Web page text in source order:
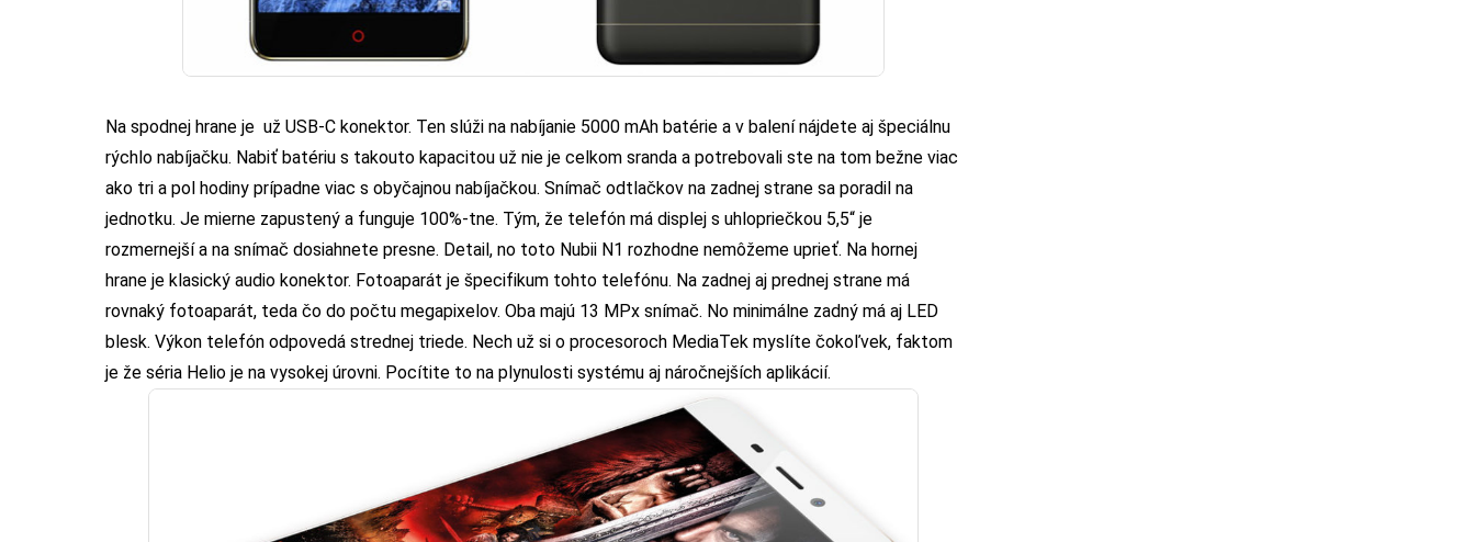
Na spodnej hrane je už USB-C konektor. Ten slúži na nabíjanie 5000 mAh batérie a v balení nájdete aj špeciálnu
rýchlo nabíjačku. Nabiť batériu s takouto kapacitou už nie je celkom sranda a potrebovali ste na tom bežne viac
ako tri a pol hodiny prípadne viac s obyčajnou nabíjačkou. Snímač odtlačkov na zadnej strane sa poradil na
jednotku. Je mierne zapustený a funguje 100%-tne. Tým, že telefón má displej s uhlopriečkou 5,5“ je
rozmernejší a na snímač dosiahnete presne. Detail, no toto Nubii N1 rozhodne nemôžeme uprieť. Na hornej
hrane je klasický audio konektor. Fotoaparát je špecifikum tohto telefónu. Na zadnej aj prednej strane má
rovnaký fotoaparát, teda čo do počtu megapixelov. Oba majú 13 MPx snímač. No minimálne zadný má aj LED
blesk. Výkon telefón odpovedá strednej triede. Nech už si o procesoroch MediaTek myslíte čokoľvek, faktom
je že séria Helio je na vysokej úrovni. Pocítite to na plynulosti systému aj náročnejších aplikácií.